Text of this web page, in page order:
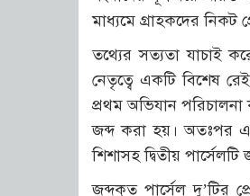
মাধ্যমে গ্রাহকদের নিকট
তথ্যের সত্যতা যাচাই
নেতৃত্বে একটি বিশেষ
প্রথম অভিযান
জব্দ করা হয়। অতঃপর
শিশাসহ দ্বিতীয়
জব্দকৃত পার্সেল দু’টির